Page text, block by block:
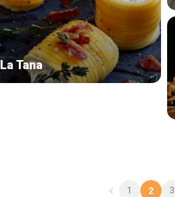
La Tana
1 2 3